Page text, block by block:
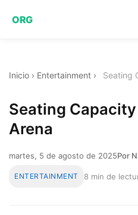
ORG
Inicio › Entertainment › Seating
Seating
Arena
martes, 5 de agosto de 2025Por
ENTERTAINMENT 8 min de